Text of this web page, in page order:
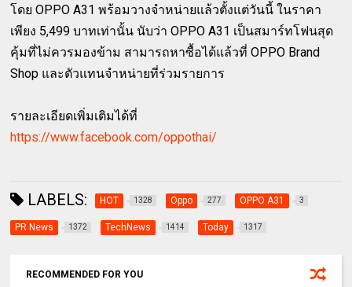
โดย OPPO A31 พร้อมวางจำหน่ายแล้วตั้งแต่วันนี้ ในราคา
เพียง 5,499 บาทเท่านั้น นับว่า OPPO A31 เป็นสมาร์ทโฟนสุด
คุ้มที่ไม่ควรมองข้าม สามารถหาซื้อได้แล้วที่ OPPO Brand
Shop และตัวแทนจำหน่ายที่ร่วมรายการ
รายละเอียดเพิ่มเติมได้ที่
https://www.facebook.com/oppothai/
LABELS: HOT 1328 Oppo 277 OPPO A31 3
PR News 1372 TechNews 1414 Today 1317
RECOMMENDED FOR YOU